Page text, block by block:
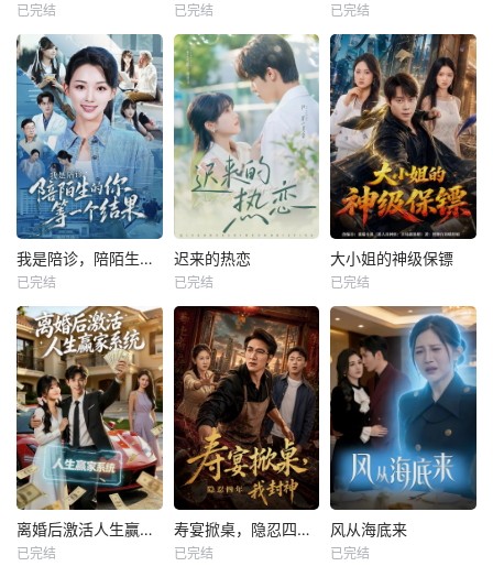
已完结 已完结 已完结
我是陪诊，陪陌生的你等一个结果
已完结
迟来的热恋
已完结
大小姐的神级保镖
已完结
离婚后激活人生赢家系统
已完结
寿宴掀桌，隐忍四年我封神
已完结
风从海底来
已完结